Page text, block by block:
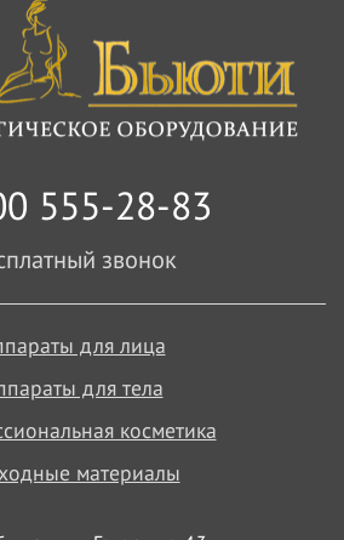
555-28-83
звонок
для лица
для тела
косметика
материалы